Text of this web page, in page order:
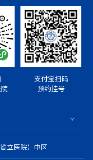
支付宝扫码
预约挂号
立医院）中区